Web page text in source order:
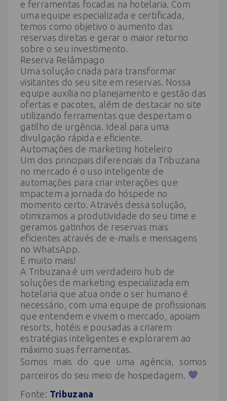
e ferramentas focadas na hotelaria. Com
uma equipe especializada e certificada,
temos como objetivo o aumento das
reservas diretas e gerar o maior retorno
sobre o seu investimento.
Reserva Relâmpago
Uma solução criada para transformar
visitantes do seu site em reservas. Nossa
equipe auxilia no planejamento e gestão das
ofertas e pacotes, além de destacar no site
utilizando ferramentas que despertam o
gatilho de urgência. Ideal para uma
divulgação rápida e eficiente.
Automações de marketing hoteleiro
Um dos principais diferenciais da Tribuzana
no mercado é o uso inteligente de
automações para criar interações que
impactem a jornada do hóspede no
momento certo. Através dessa solução,
otimizamos a produtividade do seu time e
geramos gatinhos de reservas mais
eficientes através de e-mails e mensagens
no WhatsApp.
E muito mais!
A Tribuzana é um verdadeiro hub de
soluções de marketing especializada em
hotelaria que atua onde o ser humano é
necessário, com uma equipe de profissionais
que entendem e vivem o mercado, apoiam
resorts, hotéis e pousadas a criarem
estratégias inteligentes e explorarem ao
máximo suas ferramentas.
Somos mais do que uma agência, somos
parceiros do seu meio de hospedagem.
Fonte: Tribuzana